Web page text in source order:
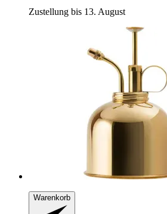
Zustellung bis 13. August
Warenkorb